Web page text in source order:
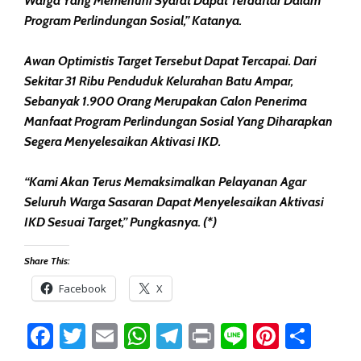
Program Perlindungan Sosial,” Katanya.
Awan Optimistis Target Tersebut Dapat Tercapai. Dari
Sekitar 31 Ribu Penduduk Kelurahan Batu Ampar,
Sebanyak 1.900 Orang Merupakan Calon Penerima
Manfaat Program Perlindungan Sosial Yang Diharapkan
Segera Menyelesaikan Aktivasi IKD.
“Kami Akan Terus Memaksimalkan Pelayanan Agar
Seluruh Warga Sasaran Dapat Menyelesaikan Aktivasi
IKD Sesuai Target,” Pungkasnya. (*)
Share This:
Facebook X
Facebook
Twitter
EmailWhatsApp
Telegram
PrintLine